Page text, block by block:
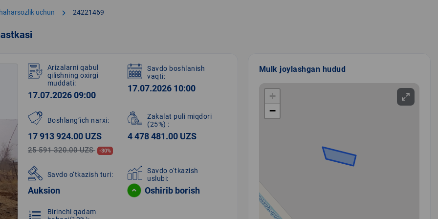
uchun chevron_right 24221469
Arizalarni qabul
qilishning oxirgi
muddati:
17.07.2026 09:00
Savdo boshlanish
vaqti:
17.07.2026 10:00
Boshlang‘ich narxi:
17 913 924.00 UZS
25 591 320.00 UZS -30%
Zakalat puli miqdori
(25%) :
4 478 481.00 UZS
Savdo o‘tkazish turi:
Auksion
Savdo o‘tkazish
uslubi:
Oshirib borish
format_list_numbered
Birinchi qadam
Mulk joylashgan hudud
+
−